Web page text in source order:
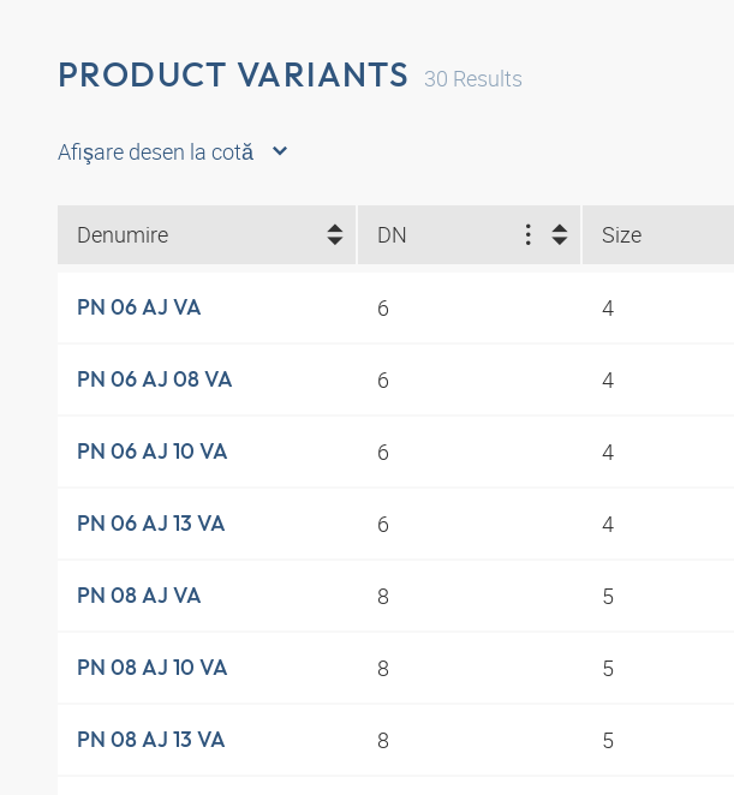
PRODUCT VARIANTS 30 Results
Afişare desen la cotă
Denumire DN Size
PN 06 AJ VA 6 4
PN 06 AJ 08 VA 6 4
PN 06 AJ 10 VA 6 4
PN 06 AJ 13 VA 6 4
PN 08 AJ VA 8 5
PN 08 AJ 10 VA 8 5
PN 08 AJ 13 VA 8 5